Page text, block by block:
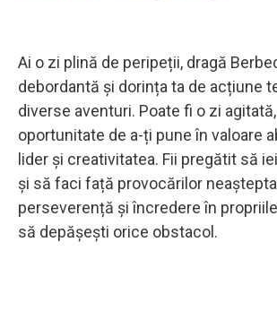
Ai o zi plină de peripeții, dragă
debordantă și dorința ta de acțiune
diverse aventuri. Poate fi o zi
oportunitate de a-ți pune în valoare
lider și creativitatea. Fii pregătit să
și să faci față provocărilor
perseverență și încredere în
să depășești orice obstacol.